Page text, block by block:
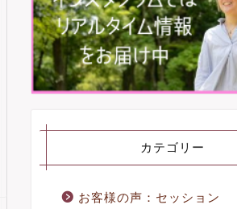
カテゴリー
お客様の声：セッション